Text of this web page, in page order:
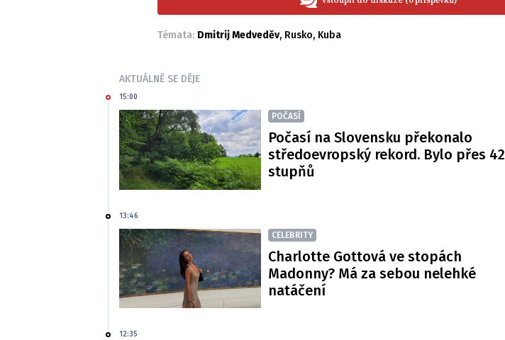
Témata: Dmitrij Medveděv, Rusko, Kuba
AKTUÁLNĚ SE DĚJE
15:00
POČASÍ
Počasí na Slovensku překonalo
středoevropský rekord. Bylo přes 42
stupňů
13:46
CELEBRITY
Charlotte Gottová ve stopách
Madonny? Má za sebou nelehké
natáčení
12:35